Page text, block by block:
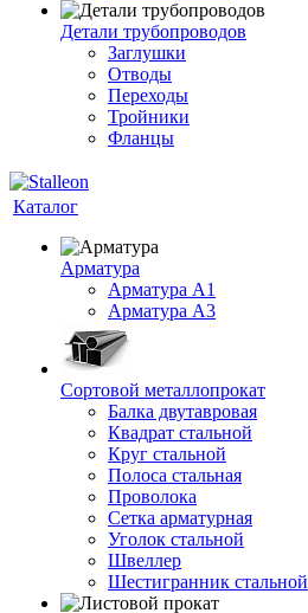
Детали трубопроводов
Заглушки
Отводы
Переходы
Тройники
Фланцы
Каталог
Арматура
Арматура A1
Арматура А3
Сортовой металлопрокат
Балка двутавровая
Квадрат стальной
Круг стальной
Полоса стальная
Проволока
Сетка арматурная
Уголок стальной
Швеллер
Шестигранник стальной